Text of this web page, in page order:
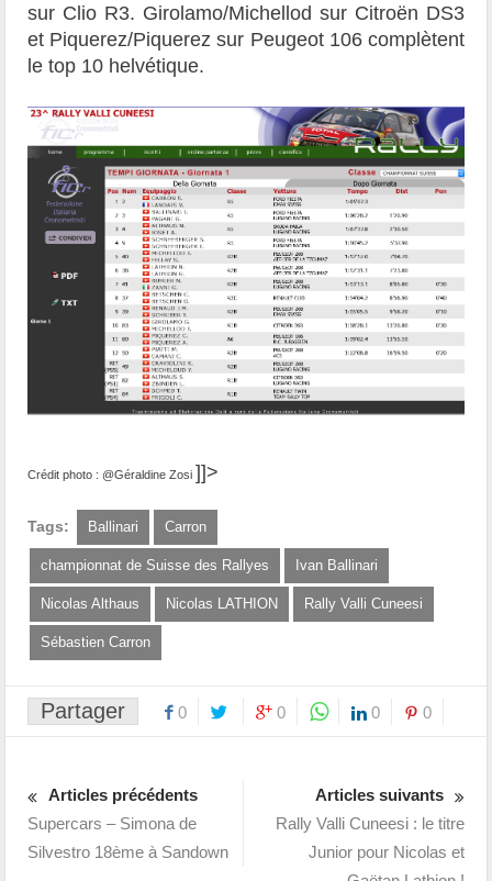
sur Clio R3. Girolamo/Michellod sur Citroën DS3
et Piquerez/Piquerez sur Peugeot 106 complètent
le top 10 helvétique.
Crédit photo : @Géraldine Zosi ]]>
Tags: Ballinari Carron
championnat de Suisse des Rallyes Ivan Ballinari
Nicolas Althaus Nicolas LATHION Rally Valli Cuneesi
Sébastien Carron
Partager 0 0 0 0
Articles précédents
Supercars – Simona de
Silvestro 18ème à Sandown
Articles suivants
Rally Valli Cuneesi : le titre
Junior pour Nicolas et